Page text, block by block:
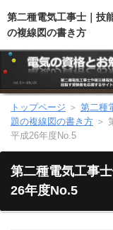
第二種電気工事士｜技
の複線図の書き方
第二種電気工事士（総
第二種電気工事士（技
トップページ ＞ 第二種
題の複線図の書き方 ＞
平成26年度No.5
第二種電気工事
26年度No.5